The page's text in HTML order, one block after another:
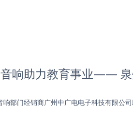
响助力教育事业——
响部门经销商广州中广电电子科技有限公